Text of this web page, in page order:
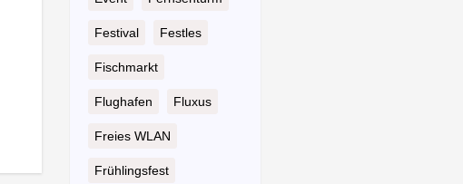
Festival Festles
Fischmarkt
Flughafen Fluxus
Freies WLAN
Frühlingsfest